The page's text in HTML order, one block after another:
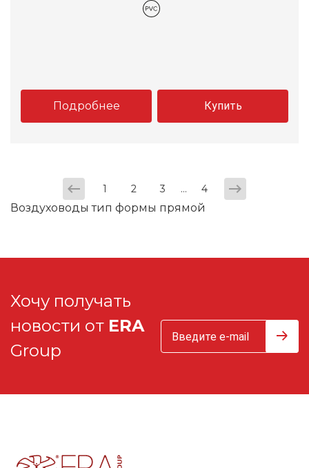
Подробнее Купить
1 2 3 ... 4
Воздуховоды тип формы прямой
Хочу получать
новости от ERA
Group